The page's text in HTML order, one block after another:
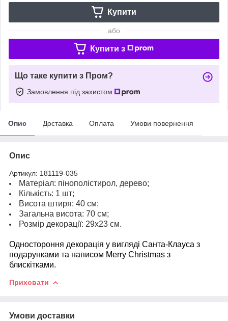
Купити
або
Купити з
Що таке купити з Пром?
Замовлення під захистом
Опис Доставка Оплата Умови повернення
Опис
Артикул: 181119-035
Матеріал: пінополістирол, дерево;
Кількість: 1 шт;
Висота штиря: 40 см;
Загальна висота: 70 см;
Розмір декорації: 29х23 см.
Одностороння декорація у вигляді Санта-Клауса з
подарунками та написом Merry Christmas з
блискітками.
Приховати
Умови доставки